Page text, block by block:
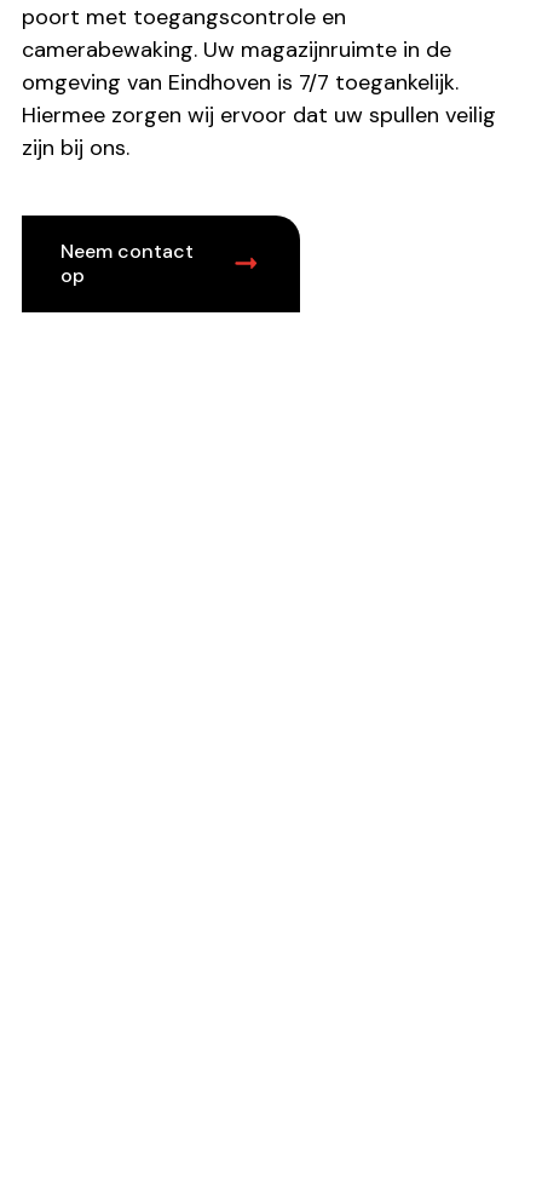
poort met toegangscontrole en
camerabewaking. Uw magazijnruimte in de
omgeving van Eindhoven is 7/7 toegankelijk.
Hiermee zorgen wij ervoor dat uw spullen veilig
zijn bij ons.
Neem contact
op